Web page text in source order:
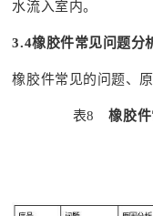
水流入室内。
3.4橡胶件常见问题分
橡胶件常见的问题、
表8橡胶